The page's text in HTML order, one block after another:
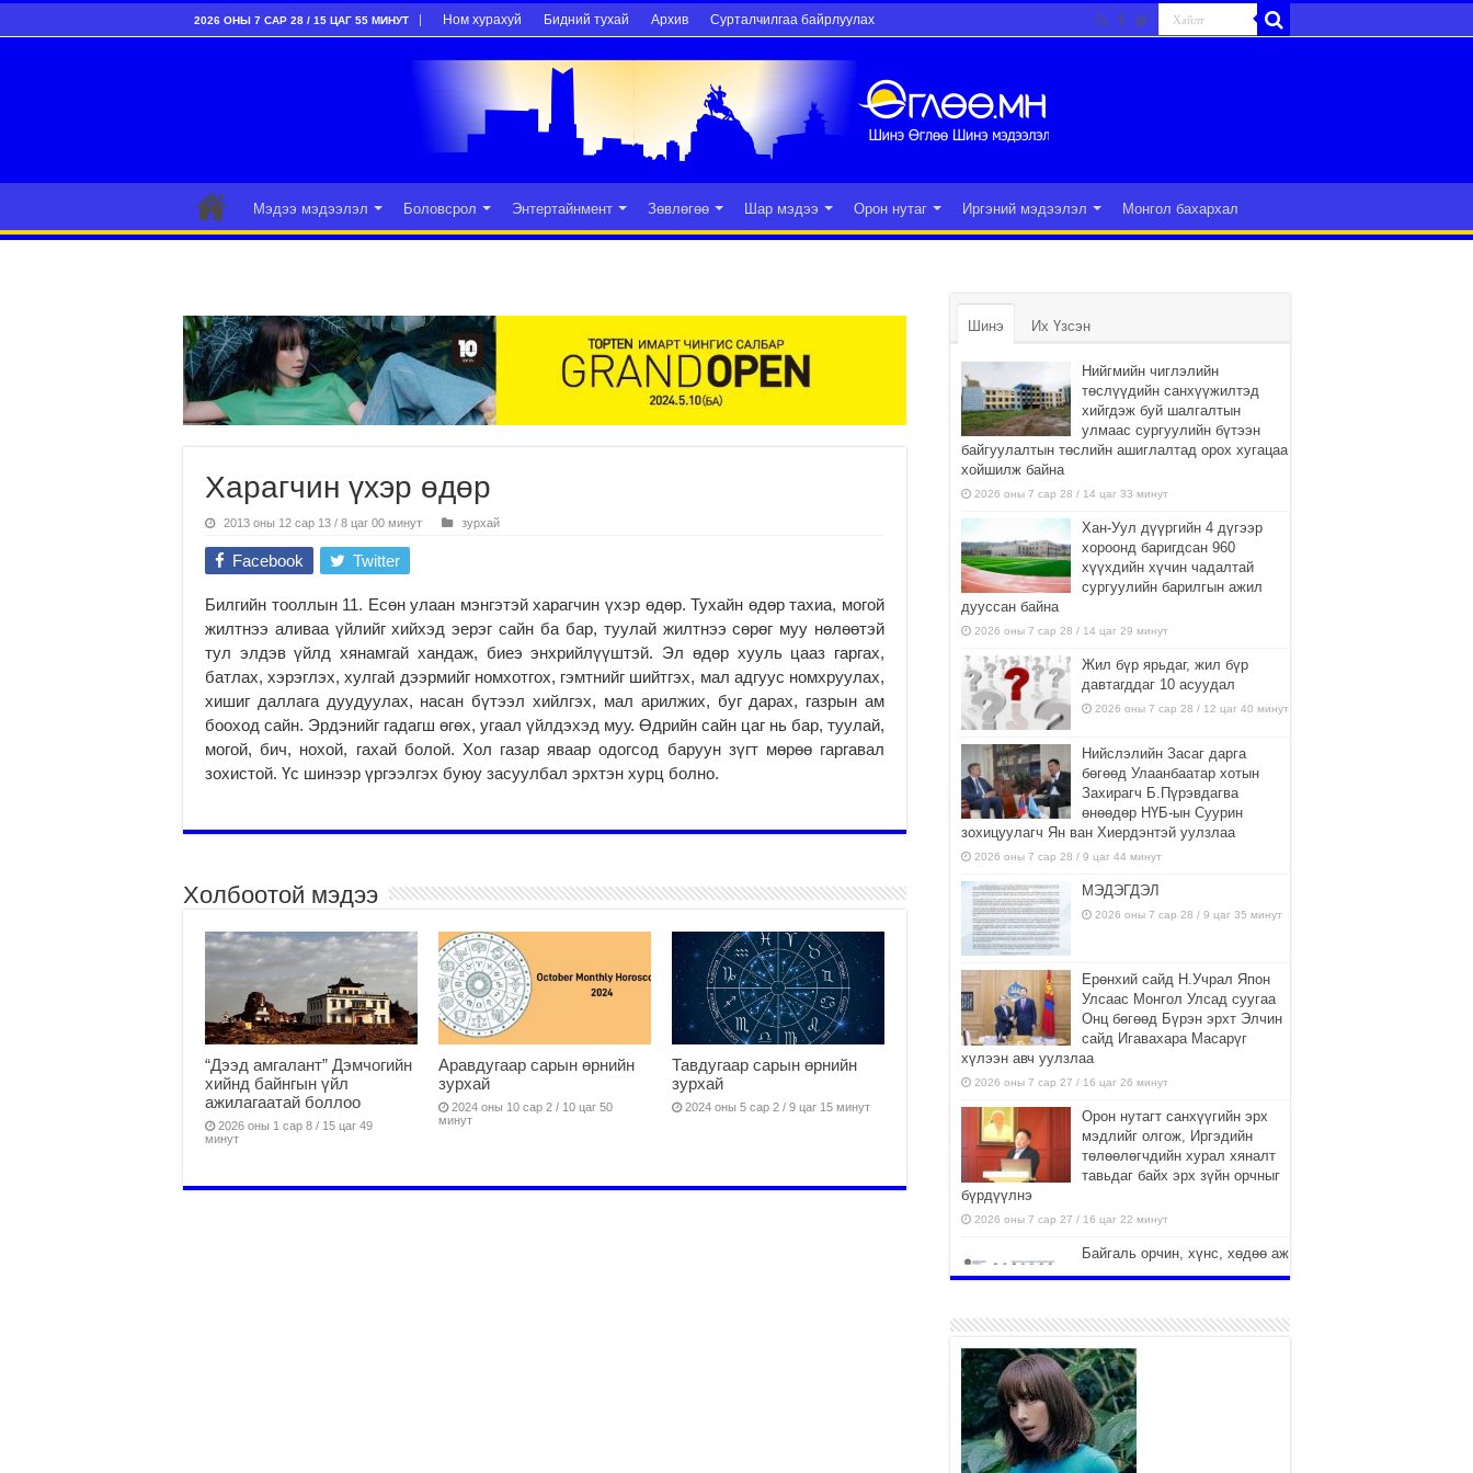
2026 ОНЫ 7 САР 28 / 15 ЦАГ 55 МИНУТ Ном хурахуй Бидний тухай Архив Сурталчилгаа байрлуулах
Мэдээ мэдээлэл Боловсрол Энтертайнмент Зөвлөгөө Шар мэдээ Орон нутаг Иргэний мэдээлэл Монгол бахархал
Харагчин үхэр өдөр
2013 оны 12 сар 13 / 8 цаг 00 минут зурхай
Facebook Twitter
Билгийн тооллын 11. Есөн улаан мэнгэтэй харагчин үхэр өдөр. Тухайн өдөр тахиа, могой
жилтнээ аливаа үйлийг хийхэд эерэг сайн ба бар, туулай жилтнээ сөрөг муу нөлөөтэй
тул элдэв үйлд хянамгай хандаж, биеэ энхрийлүүштэй. Эл өдөр хууль цааз гаргах,
батлах, хэрэглэх, хулгай дээрмийг номхотгох, гэмтнийг шийтгэх, мал адгуус номхруулах,
хишиг даллага дуудуулах, насан бүтээл хийлгэх, мал арилжих, буг дарах, газрын ам
бооход сайн. Эрдэнийг гадагш өгөх, угаал үйлдэхэд муу. Өдрийн сайн цаг нь бар, туулай,
могой, бич, нохой, гахай болой. Хол газар яваар одогсод баруун зүгт мөрөө гаргавал
зохистой. Үс шинээр үргээлгэх буюу засуулбал эрхтэн хурц болно.
Холбоотой мэдээ
“Дээд амгалант” Дэмчогийн
хийнд байнгын үйл
ажилагаатай боллоо
2026 оны 1 сар 8 / 15 цаг 49
минут
Аравдугаар сарын өрнийн
зурхай
2024 оны 10 сар 2 / 10 цаг 50
минут
Тавдугаар сарын өрнийн
зурхай
2024 оны 5 сар 2 / 9 цаг 15 минут
Шинэ Их Үзсэн
Нийгмийн чиглэлийн
төслүүдийн санхүүжилтэд
хийгдэж буй шалгалтын
улмаас сургуулийн бүтээн
байгуулалтын төслийн ашиглалтад орох хугацаа
хойшилж байна
2026 оны 7 сар 28 / 14 цаг 33 минут
Хан-Уул дүүргийн 4 дүгээр
хороонд баригдсан 960
хүүхдийн хүчин чадалтай
сургуулийн барилгын ажил
дууссан байна
2026 оны 7 сар 28 / 14 цаг 29 минут
Жил бүр ярьдаг, жил бүр
давтагддаг 10 асуудал
2026 оны 7 сар 28 / 12 цаг 40 минут
Нийслэлийн Засаг дарга
бөгөөд Улаанбаатар хотын
Захирагч Б.Пүрэвдагва
өнөөдөр НҮБ-ын Суурин
зохицуулагч Ян ван Хиердэнтэй уулзлаа
2026 оны 7 сар 28 / 9 цаг 44 минут
МЭДЭГДЭЛ
2026 оны 7 сар 28 / 9 цаг 35 минут
Ерөнхий сайд Н.Учрал Япон
Улсаас Монгол Улсад суугаа
Онц бөгөөд Бүрэн эрхт Элчин
сайд Игавахара Масарүг
хүлээн авч уулзлаа
2026 оны 7 сар 27 / 16 цаг 26 минут
Орон нутагт санхүүгийн эрх
мэдлийг олгож, Иргэдийн
төлөөлөгчдийн хурал хяналт
тавьдаг байх эрх зүйн орчныг
бүрдүүлнэ
2026 оны 7 сар 27 / 16 цаг 22 минут
Байгаль орчин, хүнс, хөдөө аж
ахуйн байнгын хороо 37
Сөүлийн гудамж амралтын
өдрүүдэд автомашингүй бүс
боллоо
2026 оны 7 сар 27 / 11 цаг 58 минут
Дамбадаржаа дулааны